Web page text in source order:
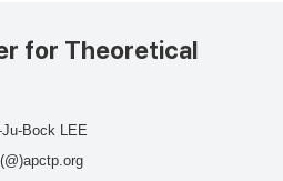
for Theoretical
Ju-Bock LEE